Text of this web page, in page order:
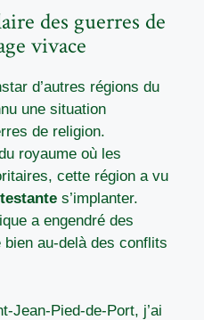
des guerres de
vivace
d’autres régions du
une situation
de religion.
royaume où les
cette région a vu
s’implanter.
a engendré des
au-delà des conflits
Jean-Pied-de-Port, j’ai